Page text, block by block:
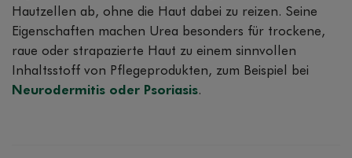
Hautzellen ab, ohne die Haut dabei zu reizen. Seine
Eigenschaften machen Urea besonders für trockene,
raue oder strapazierte Haut zu einem sinnvollen
Inhaltsstoff von Pflegeprodukten, zum Beispiel bei
Neurodermitis oder Psoriasis.